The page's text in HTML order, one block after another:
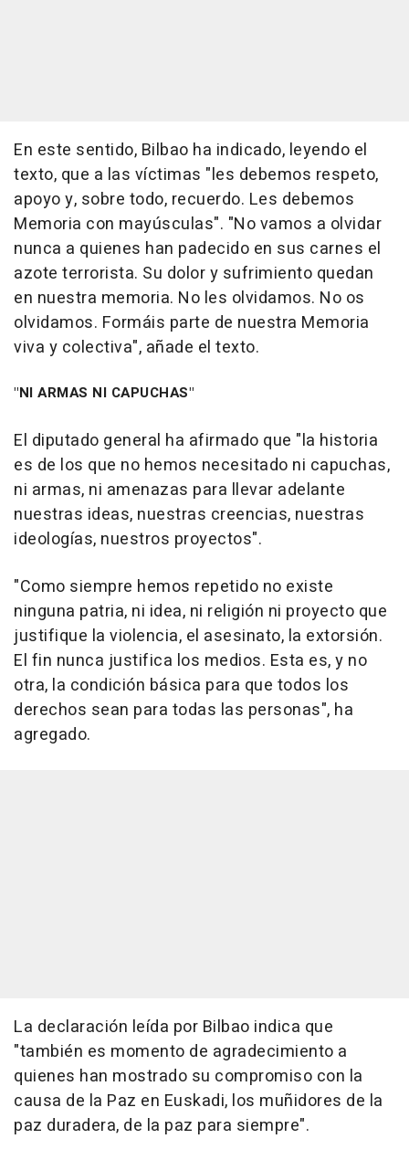
En este sentido, Bilbao ha indicado, leyendo el
texto, que a las víctimas "les debemos respeto,
apoyo y, sobre todo, recuerdo. Les debemos
Memoria con mayúsculas". "No vamos a olvidar
nunca a quienes han padecido en sus carnes el
azote terrorista. Su dolor y sufrimiento quedan
en nuestra memoria. No les olvidamos. No os
olvidamos. Formáis parte de nuestra Memoria
viva y colectiva", añade el texto.
"NI ARMAS NI CAPUCHAS"
El diputado general ha afirmado que "la historia
es de los que no hemos necesitado ni capuchas,
ni armas, ni amenazas para llevar adelante
nuestras ideas, nuestras creencias, nuestras
ideologías, nuestros proyectos".
"Como siempre hemos repetido no existe
ninguna patria, ni idea, ni religión ni proyecto que
justifique la violencia, el asesinato, la extorsión.
El fin nunca justifica los medios. Esta es, y no
otra, la condición básica para que todos los
derechos sean para todas las personas", ha
agregado.
La declaración leída por Bilbao indica que
"también es momento de agradecimiento a
quienes han mostrado su compromiso con la
causa de la Paz en Euskadi, los muñidores de la
paz duradera, de la paz para siempre".